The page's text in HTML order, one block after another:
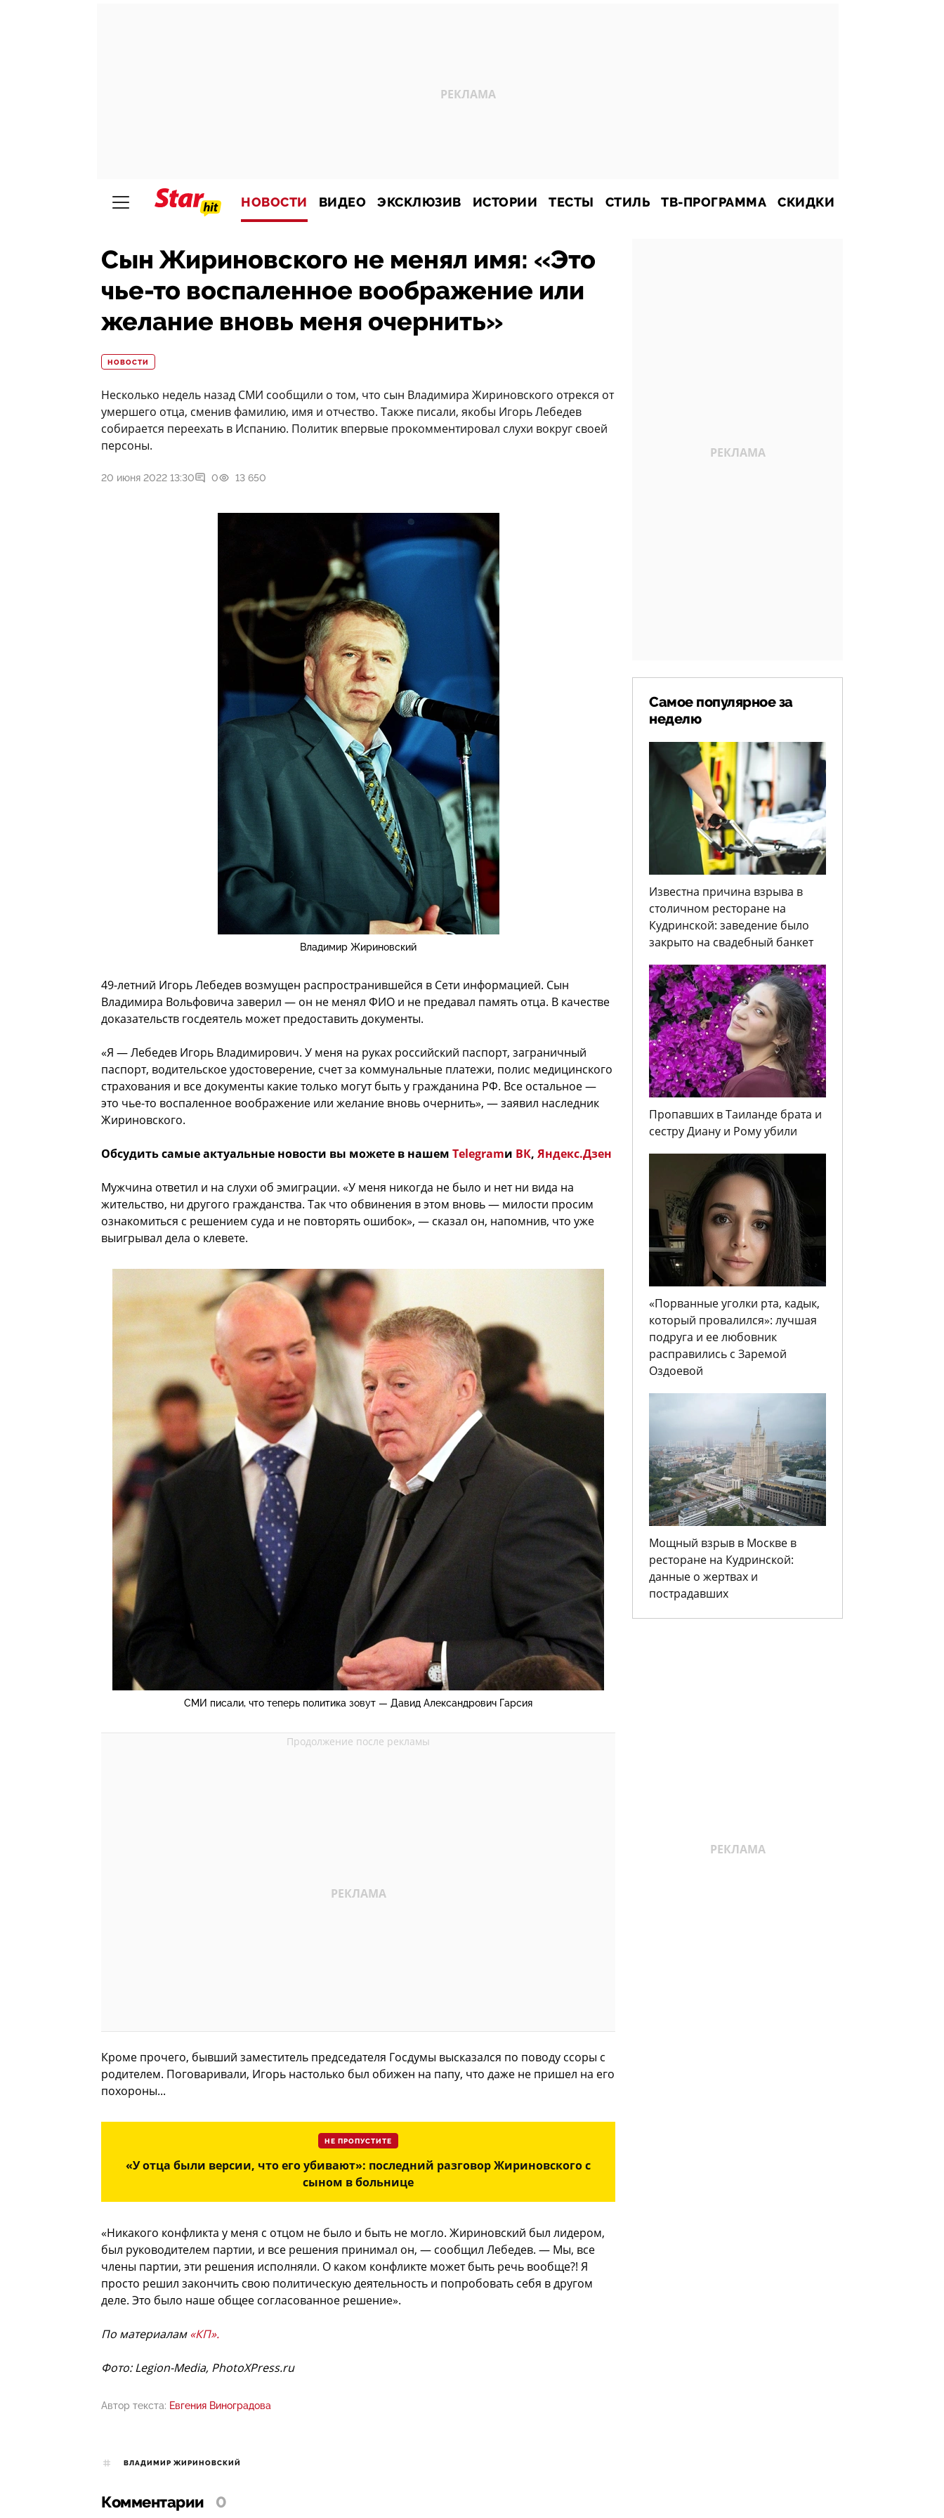
НОВОСТИ ВИДЕО ЭКСКЛЮЗИВ ИСТОРИИ ТЕСТЫ СТИЛЬ ТВ-ПРОГРАММА СКИДКИ
Сын Жириновского не менял имя: «Это
чье-то воспаленное воображение или
желание вновь меня очернить»
НОВОСТИ
Несколько недель назад СМИ сообщили о том, что сын Владимира Жириновского отрекся от
умершего отца, сменив фамилию, имя и отчество. Также писали, якобы Игорь Лебедев
собирается переехать в Испанию. Политик впервые прокомментировал слухи вокруг своей
персоны.
20 июня 2022 13:30 0 13 650
Владимир Жириновский
49-летний Игорь Лебедев возмущен распространившейся в Сети информацией. Сын
Владимира Вольфовича заверил — он не менял ФИО и не предавал память отца. В качестве
доказательств госдеятель может предоставить документы.
«Я — Лебедев Игорь Владимирович. У меня на руках российский паспорт, заграничный
паспорт, водительское удостоверение, счет за коммунальные платежи, полис медицинского
страхования и все документы какие только могут быть у гражданина РФ. Все остальное —
это чье-то воспаленное воображение или желание вновь очернить», — заявил наследник
Жириновского.
Обсудить самые актуальные новости вы можете в нашем Telegramи ВК, Яндекс.Дзен
Мужчина ответил и на слухи об эмиграции. «У меня никогда не было и нет ни вида на
жительство, ни другого гражданства. Так что обвинения в этом вновь — милости просим
ознакомиться с решением суда и не повторять ошибок», — сказал он, напомнив, что уже
выигрывал дела о клевете.
СМИ писали, что теперь политика зовут — Давид Александрович Гарсия
Кроме прочего, бывший заместитель председателя Госдумы высказался по поводу ссоры с
родителем. Поговаривали, Игорь настолько был обижен на папу, что даже не пришел на его
похороны...
НЕ ПРОПУСТИТЕ
«У отца были версии, что его убивают»: последний разговор Жириновского с
сыном в больнице
«Никакого конфликта у меня с отцом не было и быть не могло. Жириновский был лидером,
был руководителем партии, и все решения принимал он, — сообщил Лебедев. — Мы, все
члены партии, эти решения исполняли. О каком конфликте может быть речь вообще?! Я
просто решил закончить свою политическую деятельность и попробовать себя в другом
деле. Это было наше общее согласованное решение».
По материалам«КП».
Фото: Legion-Media, PhotoXPress.ru
Автор текста: Евгения Виноградова
ВЛАДИМИР ЖИРИНОВСКИЙ
Комментарии 0
Самое популярное за
неделю
Известна причина взрыва в
столичном ресторане на
Кудринской: заведение было
закрыто на свадебный банкет
Пропавших в Таиланде брата и
сестру Диану и Рому убили
«Порванные уголки рта, кадык,
который провалился»: лучшая
подруга и ее любовник
расправились с Заремой
Оздоевой
Мощный взрыв в Москве в
ресторане на Кудринской:
данные о жертвах и
пострадавших